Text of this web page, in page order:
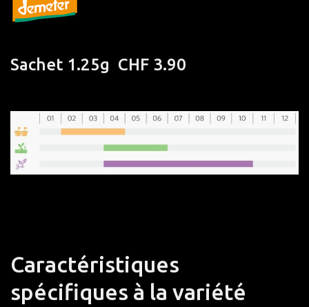
Sachet 1.25g CHF 3.90
Caractéristiques
spécifiques à la variété